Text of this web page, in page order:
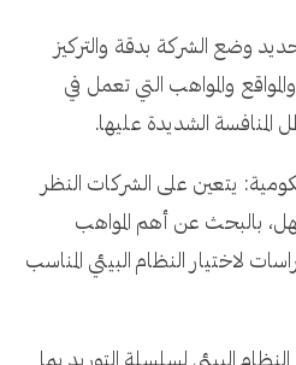
وضع الشركة بدقة والتركيز
والمواهب التي تعمل في
الشديدة عليها.
يتعين على الشركات النظر
بالبحث عن أهم المواهب
لاختيار النظام البيئي المناسب